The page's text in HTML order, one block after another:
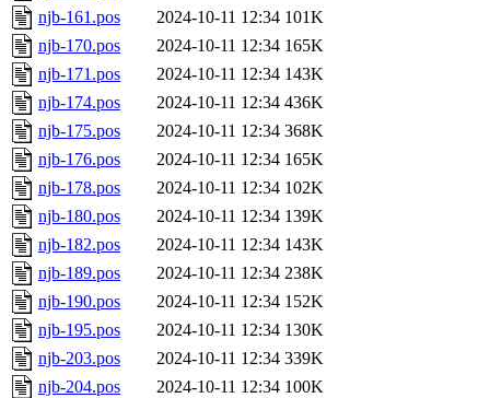
njb-161.pos
2024-10-11 12:34 101K
njb-170.pos
2024-10-11 12:34 165K
njb-171.pos
2024-10-11 12:34 143K
njb-174.pos
2024-10-11 12:34 436K
njb-175.pos
2024-10-11 12:34 368K
njb-176.pos
2024-10-11 12:34 165K
njb-178.pos
2024-10-11 12:34 102K
njb-180.pos
2024-10-11 12:34 139K
njb-182.pos
2024-10-11 12:34 143K
njb-189.pos
2024-10-11 12:34 238K
njb-190.pos
2024-10-11 12:34 152K
njb-195.pos
2024-10-11 12:34 130K
njb-203.pos
2024-10-11 12:34 339K
njb-204.pos
2024-10-11 12:34 100K